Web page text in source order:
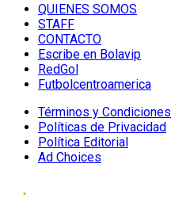
QUIENES SOMOS
STAFF
CONTACTO
Escribe en Bolavip
RedGol
Futbolcentroamerica
Términos y Condiciones
Políticas de Privacidad
Política Editorial
Ad Choices